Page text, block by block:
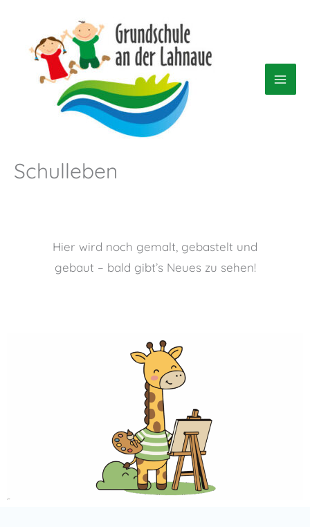
springen
Schulleben
Hier wird noch gemalt, gebastelt und
gebaut – bald gibt’s Neues zu sehen!